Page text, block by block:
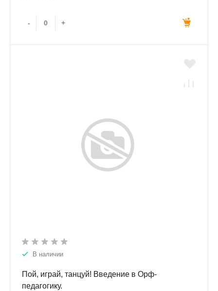
- +
В наличии
Пой, играй, танцуй! Введение в Орф-
педагогику.